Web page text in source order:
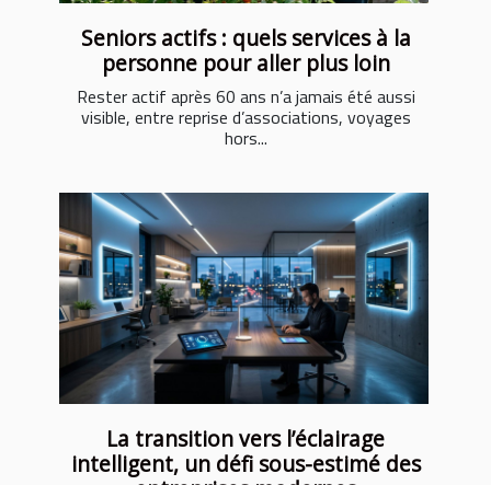
Seniors actifs : quels services à la
personne pour aller plus loin
Rester actif après 60 ans n’a jamais été aussi
visible, entre reprise d’associations, voyages
hors...
La transition vers l’éclairage
intelligent, un défi sous-estimé des